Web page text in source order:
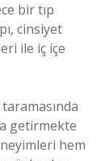
bir tıp
cinsiyet
ile iç içe
getirmekte
hem